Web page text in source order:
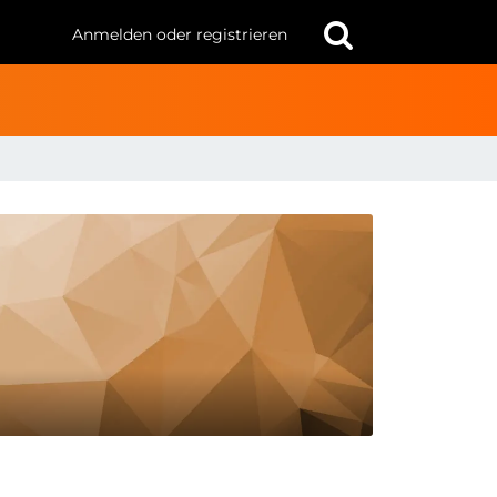
Anmelden oder registrieren